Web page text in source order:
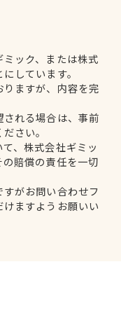
ック、または株式
しています。
ますが、内容を完
れる場合は、事前
さい。
、株式会社ギミッ
賠償の責任を一切
がお問い合わせフ
ますようお願いい